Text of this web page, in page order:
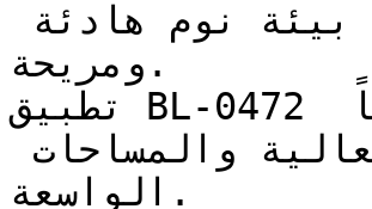
ومريحة.
تطبيق BL-0472 على الجدران الرئيسية يضيف وزناً بصرياً
الواسعة.